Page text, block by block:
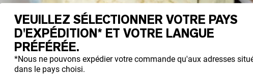
VEUILLEZ SÉLECTIONNER VOTRE PAYS
D'EXPÉDITION* ET VOTRE LANGUE
PRÉFÉRÉE.
*Nous ne pouvons expédier votre commande qu'aux adresses
dans le pays choisi.